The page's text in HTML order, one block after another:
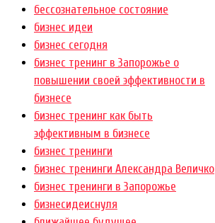
бессознательное состояние
бизнес идеи
бизнес сегодня
бизнес тренинг в Запорожье о
повышении своей эффективности в
бизнесе
бизнес тренинг как быть
эффективным в бизнесе
бизнес тренинги
бизнес тренинги Александра Величко
бизнес тренинги в Запорожье
бизнесидеиснуля